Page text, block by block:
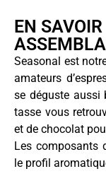
EN
Seasonal est
amateurs
se déguste aussi
tasse vous
et de chocolat
Les composants
le profil